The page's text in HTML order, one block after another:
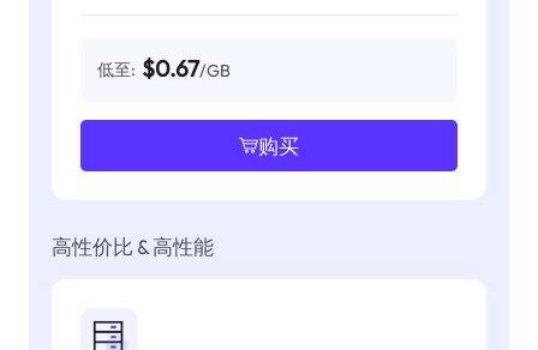
低至: $0.67/GB
购买
高性价比 & 高性能